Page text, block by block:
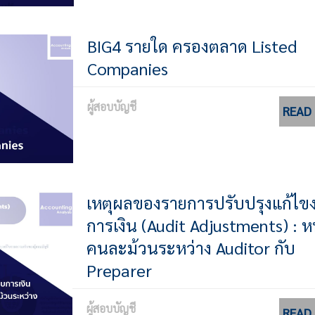
BIG4 รายใด ครองตลาด Listed
Companies
ผู้สอบบัญชี
เหตุผลของรายการปรับปรุงแก้ไข
การเงิน (Audit Adjustments) :
คนละม้วนระหว่าง Auditor กับ
Preparer
ผู้สอบบัญชี